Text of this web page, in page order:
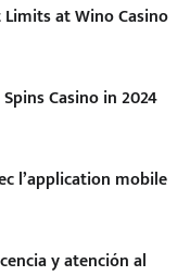
at Wino Casino
Casino in 2024
l’application mobile
y atención al